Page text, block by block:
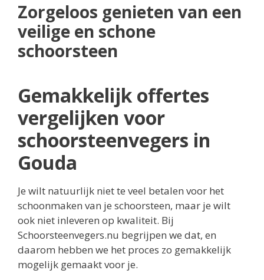
Zorgeloos genieten van een
veilige en schone
schoorsteen
Gemakkelijk offertes
vergelijken voor
schoorsteenvegers in
Gouda
Je wilt natuurlijk niet te veel betalen voor het
schoonmaken van je schoorsteen, maar je wilt
ook niet inleveren op kwaliteit. Bij
Schoorsteenvegers.nu begrijpen we dat, en
daarom hebben we het proces zo gemakkelijk
mogelijk gemaakt voor je.